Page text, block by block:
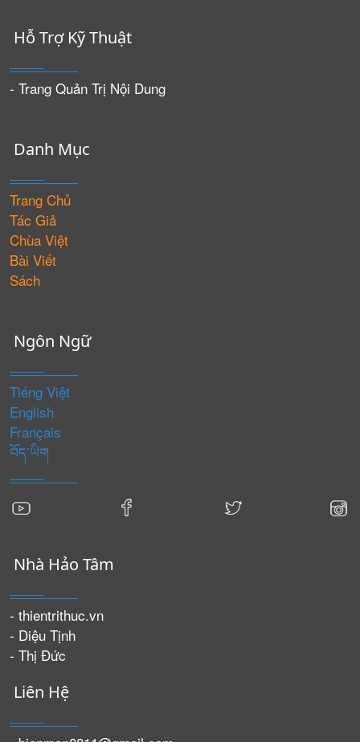
Hỗ Trợ Kỹ Thuật
- Trang Quản Trị Nội Dung
Danh Mục
Trang Chủ
Tác Giả
Chùa Việt
Bài Viết
Sách
Ngôn Ngữ
Tiếng Việt
English
Français
བོད་ཡིག
Nhà Hảo Tâm
- thientrithuc.vn
- Diệu Tịnh
- Thị Đức
Liên Hệ